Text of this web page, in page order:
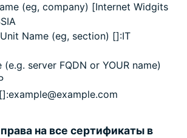
(eg, company) [Internet Widgits
Name (eg, section) []:IT
server FQDN or YOUR name)
на все сертификаты в